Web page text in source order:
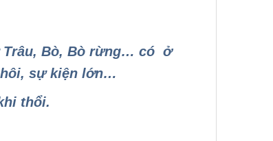
Trâu, Bò, Bò rừng… có ở
hôi, sự kiện lớn…
thổi.